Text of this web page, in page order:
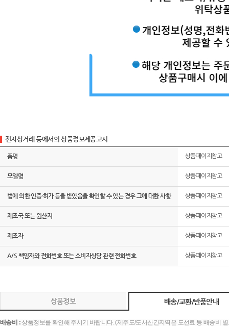
전자상거래 등에서의 상품정보제공고시
품명 상품페이지참고
모델명 상품페이지참고
법에 의한 인증·허가 등을 받았음을 확인할 수 있는 경우 그에 대한 사항 상품페이지참고
제조국 또는 원산지 상품페이지참고
제조자 상품페이지참고
A/S 책임자와 전화번호 또는 소비자상담 관련 전화번호 상품페이지참고
상품정보 배송/교환/반품안내
배송비 :상품정보를 확인해 주시기 바랍니다. (제주도/도서산간지역은 도선료 등 배송비